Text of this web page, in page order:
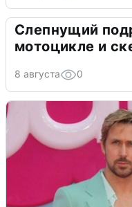
Слепнущий
мотоцикле и
8 августа 0